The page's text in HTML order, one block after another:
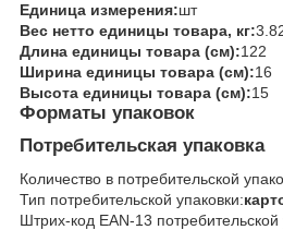
Единица измерения:шт
Вес нетто единицы товара, кг:
Длина единицы товара (см):122
Ширина единицы товара (см):16
Высота единицы товара (см):15
Форматы упаковок
Потребительская упаковка
Количество в потребительской
Тип потребительской упаковки:
Штрих-код EAN-13 потребительской